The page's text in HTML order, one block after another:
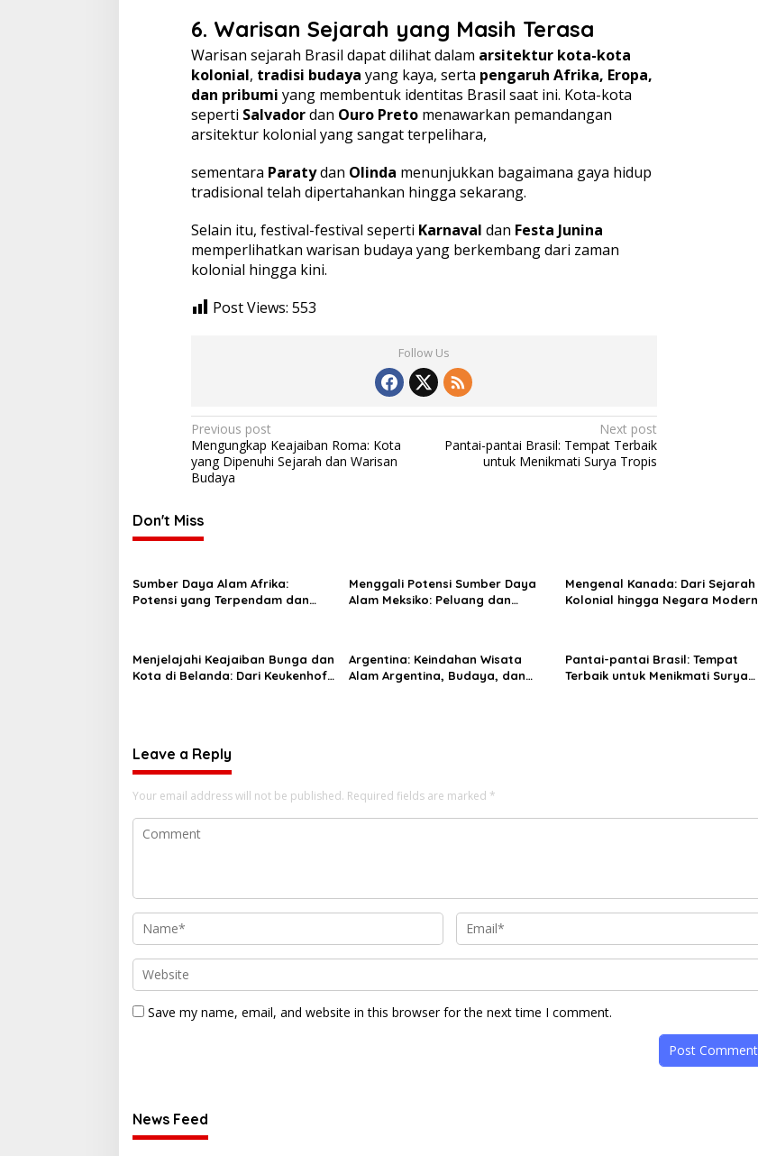
6. Warisan Sejarah yang Masih Terasa
Warisan sejarah Brasil dapat dilihat dalam arsitektur kota-kota
kolonial, tradisi budaya yang kaya, serta pengaruh Afrika, Eropa,
dan pribumi yang membentuk identitas Brasil saat ini. Kota-kota
seperti Salvadordan Ouro Pretomenawarkan pemandangan
arsitektur kolonial yang sangat terpelihara,
sementara Paratydan Olinda menunjukkan bagaimana gaya hidup
tradisional telah dipertahankan hingga sekarang.
Selain itu, festival-festival seperti Karnaval dan Festa Junina
memperlihatkan warisan budaya yang berkembang dari zaman
kolonial hingga kini.
Post Views: 553
Follow Us
Post
navigation
Previous post
Mengungkap Keajaiban Roma: Kota
yang Dipenuhi Sejarah dan Warisan
Budaya
Next post
Pantai-pantai Brasil: Tempat Terbaik
untuk Menikmati Surya Tropis
Don't Miss
Sumber Daya Alam Afrika:
Potensi yang Terpendam dan
Menggali Potensi Sumber Daya
Alam Meksiko: Peluang dan
Mengenal Kanada: Dari Sejarah
Kolonial hingga Negara Modern
Menjelajahi Keajaiban Bunga dan
Kota di Belanda: Dari Keukenhof
Argentina: Keindahan Wisata
Alam Argentina, Budaya, dan
Pantai-pantai Brasil: Tempat
Terbaik untuk Menikmati Surya
Leave a Reply
Your email address will not be published. Required fields are marked *
Save my name, email, and website in this browser for the next time I comment.
News Feed